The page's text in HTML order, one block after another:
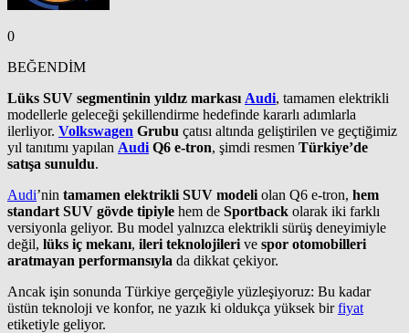
0
BEĞENDİM
Lüks SUV segmentinin yıldız markası Audi, tamamen elektrikli
modellerle geleceği şekillendirme hedefinde kararlı adımlarla
ilerliyor. Volkswagen Grubu çatısı altında geliştirilen ve geçtiğimiz
yıl tanıtımı yapılan Audi Q6 e-tron, şimdi resmen Türkiye’de
satışa sunuldu.
Audi’nin tamamen elektrikli SUV modeli olan Q6 e-tron, hem
standart SUV gövde tipiyle hem de Sportback olarak iki farklı
versiyonla geliyor. Bu model yalnızca elektrikli sürüş deneyimiyle
değil, lüks iç mekanı, ileri teknolojileri ve spor otomobilleri
aratmayan performansıyla da dikkat çekiyor.
Ancak işin sonunda Türkiye gerçeğiyle yüzleşiyoruz: Bu kadar
üstün teknoloji ve konfor, ne yazık ki oldukça yüksek birfiyat
etiketiyle geliyor.